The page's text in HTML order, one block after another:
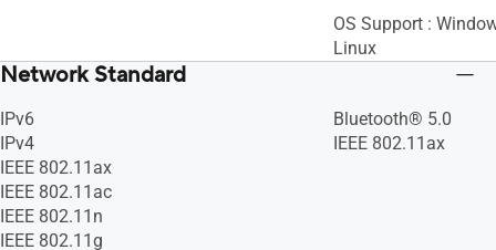
OS Support :
Linux
Network Standard
IPv6
IPv4
IEEE 802.11ax
IEEE 802.11ac
IEEE 802.11n
IEEE 802.11g
Bluetooth® 5.0
IEEE 802.11ax